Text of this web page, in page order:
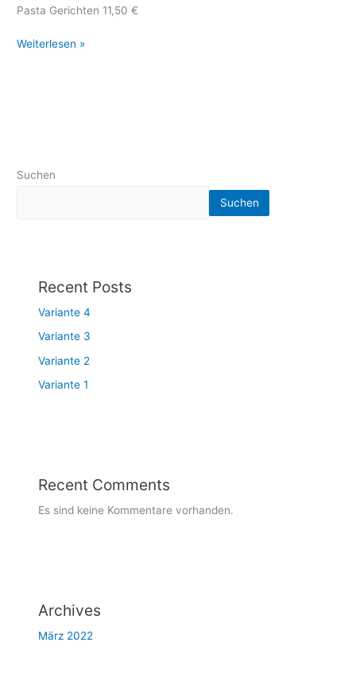
Pasta Gerichten 11,50 €
Weiterlesen »
Suchen
Suchen
Recent Posts
Variante 4
Variante 3
Variante 2
Variante 1
Recent Comments
Es sind keine Kommentare vorhanden.
Archives
März 2022